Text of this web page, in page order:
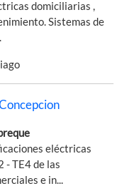
domiciliarias ,
Sistemas de
eléctricas
- TE4 de las
e in...